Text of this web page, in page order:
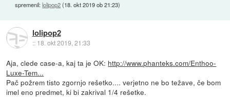
spremenil:lolipop2(18. okt 2019 ob 21:23)
lolipop2
:: 18. okt 2019, 21:33
Aja, clede case-a, kaj ta je OK: http://www.phanteks.com/Enthoo-
Luxe-Tem...
Pač požrem tisto zgornjo rešetko.... verjetno ne bo težave, če bom
imel eno predmet, ki bi zakrival 1/4 rešetke.